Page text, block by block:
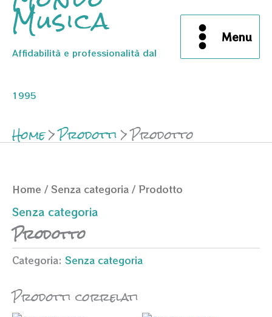
Musica
Affidabilità e professionalità dal
1995
Menu
Home Prodotti Prodotto
Home / Senza categoria / Prodotto
Senza categoria
Prodotto
Categoria: Senza categoria
Prodotti correlati